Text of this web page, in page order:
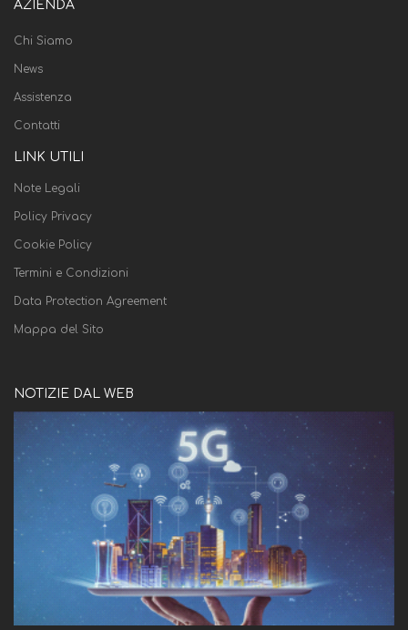
AZIENDA
Chi Siamo
News
Assistenza
Contatti
LINK UTILI
Note Legali
Policy Privacy
Cookie Policy
Termini e Condizioni
Data Protection Agreement
Mappa del Sito
NOTIZIE DAL WEB